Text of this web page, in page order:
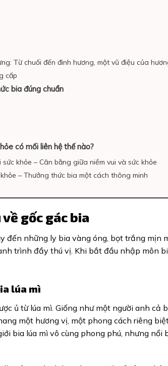
Từ chuối đến đinh hương, một vũ điệu của
cấp
bia đúng chuẩn
có mối liên hệ thế nào?
khỏe – Cân bằng giữa niềm vui và sức khỏe
– Thưởng thức bia một cách thông minh
gốc gác bia
đến những ly bia vàng óng, bọt trắng mịn
trình đầy thú vị. Khi bắt đầu nhập môn
lúa mì
ủ từ lúa mì. Giống như một người anh cả
một hương vị, một phong cách riêng
bia lúa mì vô cùng phong phú, nhưng